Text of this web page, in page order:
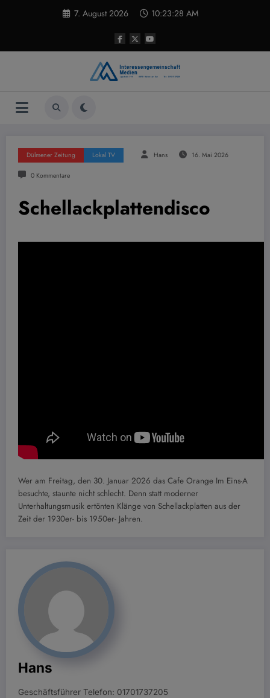
7. August 2026 10:23:29 AM
Dülmener Zeitung Lokal TV Hans 16. Mai 2026
0 Kommentare
Schellackplattendisco
Wer am Freitag, den 30. Januar 2026 das Cafe Orange Im Eins-A
besuchte, staunte nicht schlecht. Denn statt moderner
Unterhaltungsmusik ertönten Klänge von Schellackplatten aus der
Zeit der 1930er- bis 1950er- Jahren.
Hans
Geschäftsführer Telefon: 01701737205